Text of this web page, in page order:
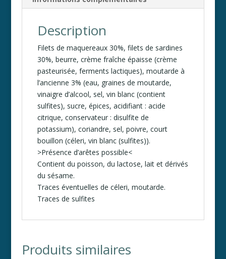
:
Description
Filets de maquereaux 30%, filets de sardines
30%, beurre, crème fraîche épaisse (crème
pasteurisée, ferments lactiques), moutarde à
l’ancienne 3% (eau, graines de moutarde,
vinaigre d’alcool, sel, vin blanc (contient
sulfites), sucre, épices, acidifiant : acide
citrique, conservateur : disulfite de
potassium), coriandre, sel, poivre, court
bouillon (céleri, vin blanc (sulfites)).
>Présence d’arêtes possible<
Contient du poisson, du lactose, lait et dérivés
du sésame.
Traces éventuelles de céleri, moutarde.
Traces de sulfites
Produits similaires